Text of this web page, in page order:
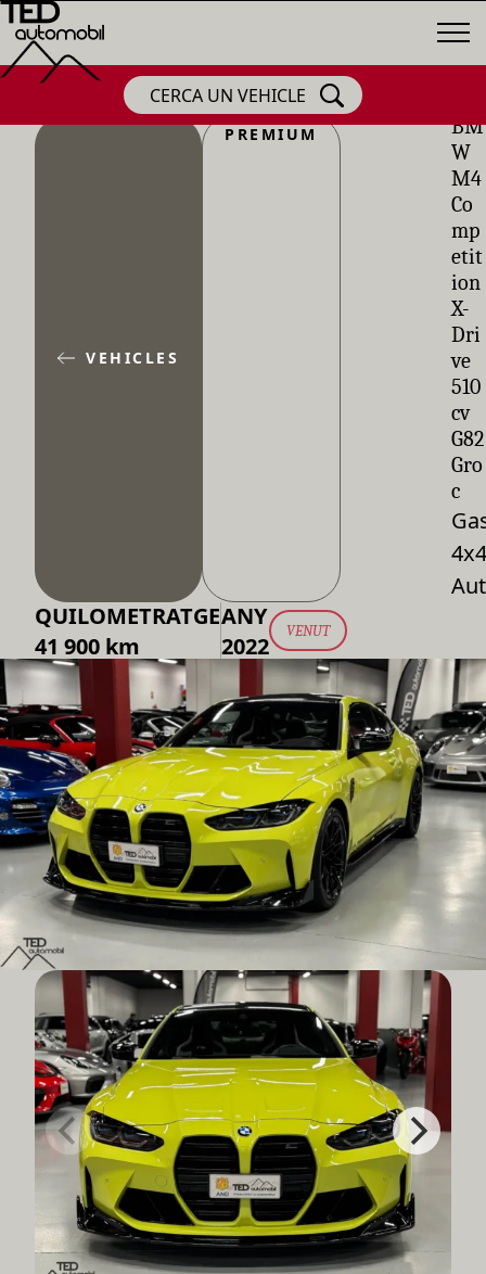
CERCA UN VEHICLE
VEHICLES
PREMIUM
BM
W
M4
Co
mp
etit
ion
X-
Dri
ve
510
cv
G82
Gro
c
4x4
QUILOMETRATGE
41 900 km
ANY
2022
VENUT